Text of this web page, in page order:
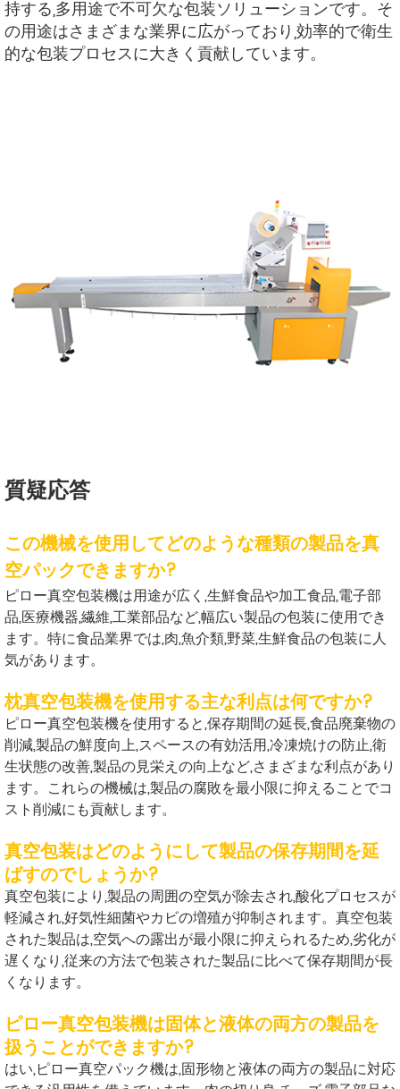
持する,多用途で不可欠な包装ソリューションです。そ
の用途はさまざまな業界に広がっており,効率的で衛生
的な包装プロセスに大きく貢献しています。
質疑応答
この機械を使用してどのような種類の製品を真
空パックできますか?
ピロー真空包装機は用途が広く,生鮮食品や加工食品,電子部
品,医療機器,繊維,工業部品など,幅広い製品の包装に使用でき
ます。特に食品業界では,肉,魚介類,野菜,生鮮食品の包装に人
気があります。
枕真空包装機を使用する主な利点は何ですか?
ピロー真空包装機を使用すると,保存期間の延長,食品廃棄物の
削減,製品の鮮度向上,スペースの有効活用,冷凍焼けの防止,衛
生状態の改善,製品の見栄えの向上など,さまざまな利点があり
ます。これらの機械は,製品の腐敗を最小限に抑えることでコ
スト削減にも貢献します。
真空包装はどのようにして製品の保存期間を延
ばすのでしょうか?
真空包装により,製品の周囲の空気が除去され,酸化プロセスが
軽減され,好気性細菌やカビの増殖が抑制されます。真空包装
された製品は,空気への露出が最小限に抑えられるため,劣化が
遅くなり,従来の方法で包装された製品に比べて保存期間が長
くなります。
ピロー真空包装機は固体と液体の両方の製品を
扱うことができますか?
はい,ピロー真空パック機は,固形物と液体の両方の製品に対応